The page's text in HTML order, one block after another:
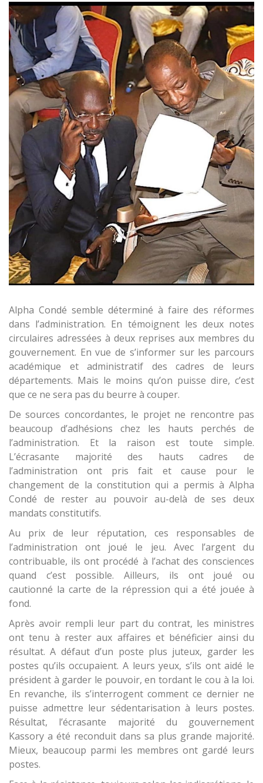
Alpha Condé semble déterminé à faire des réformes
dans l’administration. En témoignent les deux notes
circulaires adressées à deux reprises aux membres du
gouvernement. En vue de s’informer sur les parcours
académique et administratif des cadres de leurs
départements. Mais le moins qu’on puisse dire, c’est
que ce ne sera pas du beurre à couper.
De sources concordantes, le projet ne rencontre pas
beaucoup d’adhésions chez les hauts perchés de
l’administration. Et la raison est toute simple.
L’écrasante majorité des hauts cadres de
l’administration ont pris fait et cause pour le
changement de la constitution qui a permis à Alpha
Condé de rester au pouvoir au-delà de ses deux
mandats constitutifs.
Au prix de leur réputation, ces responsables de
l’administration ont joué le jeu. Avec l’argent du
contribuable, ils ont procédé à l’achat des consciences
quand c’est possible. Ailleurs, ils ont joué ou
cautionné la carte de la répression qui a été jouée à
fond.
Après avoir rempli leur part du contrat, les ministres
ont tenu à rester aux affaires et bénéficier ainsi du
résultat. A défaut d’un poste plus juteux, garder les
postes qu’ils occupaient. A leurs yeux, s’ils ont aidé le
président à garder le pouvoir, en tordant le cou à la loi.
En revanche, ils s’interrogent comment ce dernier ne
puisse admettre leur sédentarisation à leurs postes.
Résultat, l’écrasante majorité du gouvernement
Kassory a été reconduit dans sa plus grande majorité.
Mieux, beaucoup parmi les membres ont gardé leurs
postes.